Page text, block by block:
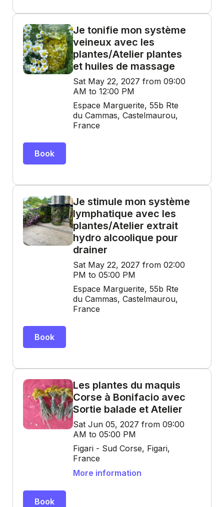
Je tonifie mon système
veineux avec les
plantes/Atelier plantes
et huiles de massage
Sat May 22, 2027 from 09:00
AM to 12:00 PM
Espace Marguerite, 55b Rte
du Cammas, Castelmaurou,
France
Book
Je stimule mon système
lymphatique avec les
plantes/Atelier extrait
hydro alcoolique pour
drainer
Sat May 22, 2027 from 02:00
PM to 05:00 PM
Espace Marguerite, 55b Rte
du Cammas, Castelmaurou,
France
Book
Les plantes du maquis
Corse à Bonifacio avec
Sortie balade et Atelier
Sat Jun 05, 2027 from 09:00
AM to 05:00 PM
Figari - Sud Corse, Figari,
France
More information
Book